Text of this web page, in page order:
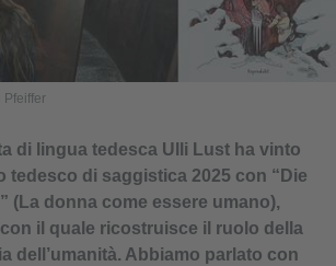
Pfeiffer
di lingua tedesca Ulli Lust ha vinto
tedesco di saggistica 2025 con “Die
(La donna come essere umano),
il quale ricostruisce il ruolo della
dell’umanità. Abbiamo parlato con